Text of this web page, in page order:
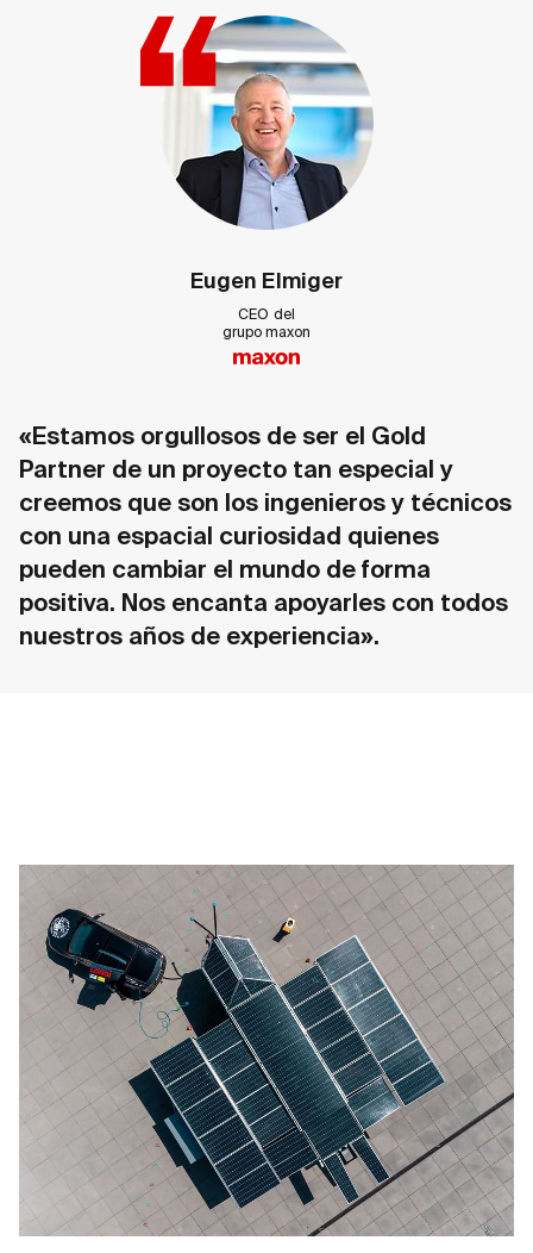
Eugen Elmiger
CEO del
grupo maxon
«Estamos orgullosos de ser el Gold
Partner de un proyecto tan especial y
creemos que son los ingenieros y técnicos
con una espacial curiosidad quienes
pueden cambiar el mundo de forma
positiva. Nos encanta apoyarles con todos
nuestros años de experiencia».